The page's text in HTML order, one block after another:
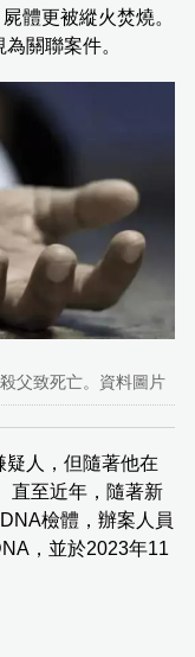
體更被縱火焚燒。
關聯案件。
父致死亡。資料圖片
人，但隨著他在
直至近年，隨著新
檢體，辦案人員
，並於2023年11